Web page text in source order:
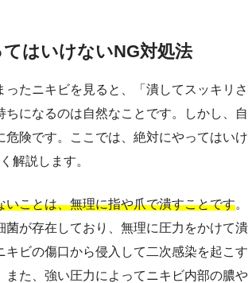
はいけないNG対処法
ったニキビを見ると、「潰してスッキリさ
ちになるのは自然なことです。しかし、自
危険です。ここでは、絶対にやってはいけ
解説します。
いことは、無理に指や爪で潰すことです。
菌が存在しており、無理に圧力をかけて潰
キビの傷口から侵入して二次感染を起こす
また、強い圧力によってニキビ内部の膿や